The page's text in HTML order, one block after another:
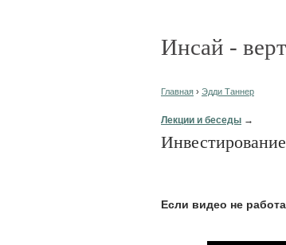
Инсай -
Главная › Эдди Таннер
Лекции и беседы →
Eсли видео не